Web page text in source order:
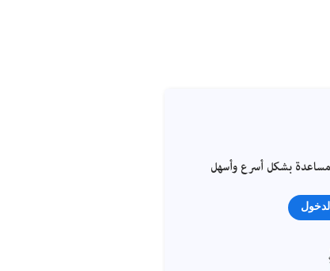
بشكل أسرع وأسهل